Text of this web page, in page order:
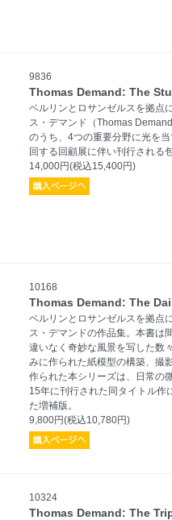
9836
Thomas Demand: The
ベルリンとロサンゼルスを拠点
ス・デマンド（Thomas
のうち、4つの重要分野に光を
回する回顧展に伴い刊行される
14,000円(税込15,400円)
10168
Thomas Demand: The
ベルリンとロサンゼルスを拠点
ス・デマンドの作品集。本書は
違いなく奇妙な風景を写した数
みに作られた紙模型の構築、撮
作られた本シリーズは、日常の
15年に刊行された同タイトル作
た増補版。
9,800円(税込10,780円)
10324
Thomas Demand: The